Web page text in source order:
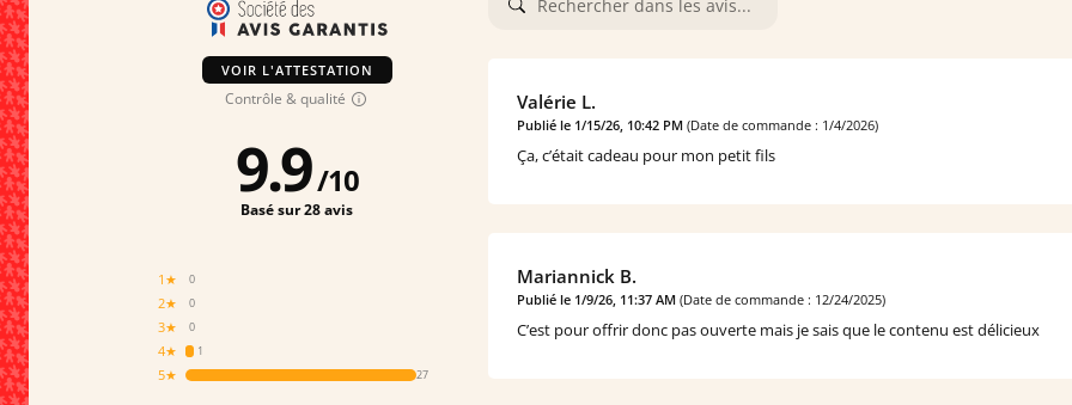
VOIR L'ATTESTATION
Contrôle & qualité
0
1★
0
2★
0
3★
1
4★
27
5★
9.9/10
Basé sur 28 avis
Valérie L.
Publié le 1/15/26, 10:42 PM (Date de commande : 1/4/2026)
Ça, c’était cadeau pour mon petit fils
Mariannick B.
Publié le 1/9/26, 11:37 AM (Date de commande : 12/24/2025)
C’est pour offrir donc pas ouverte mais je sais que le contenu est délicieux